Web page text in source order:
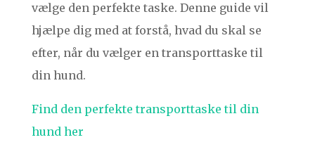
vælge den perfekte taske. Denne guide vil
hjælpe dig med at forstå, hvad du skal se
efter, når du vælger en transporttaske til
din hund.
Find den perfekte transporttaske til din
hund her